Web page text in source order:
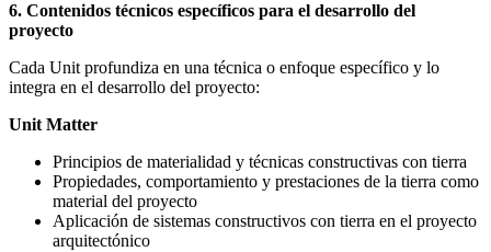
6. Contenidos técnicos específicos para el desarrollo del
proyecto
Cada Unit profundiza en una técnica o enfoque específico y lo
integra en el desarrollo del proyecto:
Unit Matter
Principios de materialidad y técnicas constructivas con tierra
Propiedades, comportamiento y prestaciones de la tierra como
material del proyecto
Aplicación de sistemas constructivos con tierra en el proyecto
arquitectónico